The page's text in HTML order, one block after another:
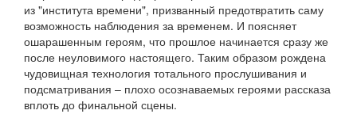
из "института времени", призванный предотвратить саму
возможность наблюдения за временем. И поясняет
ошарашенным героям, что прошлое начинается сразу же
после неуловимого настоящего. Таким образом рождена
чудовищная технология тотального прослушивания и
подсматривания – плохо осознаваемых героями рассказа
вплоть до финальной сцены.